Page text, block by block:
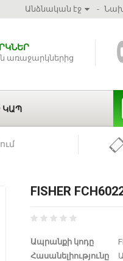
Անձնական էջ
առաջարկներից
ԿԱՊ
FISHER
Ապրանքի կոդը
Հասանելիությունը